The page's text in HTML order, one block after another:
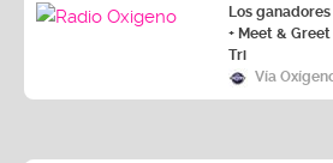
Los
+ Meet &
Tri
Vía